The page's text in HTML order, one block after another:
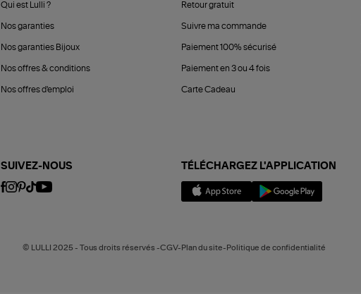
Qui est Lulli ?
Nos garanties
Nos garanties Bijoux
Nos offres & conditions
Nos offres d'emploi
Retour gratuit
Suivre ma commande
Paiement 100% sécurisé
Paiement en 3 ou 4 fois
Carte Cadeau
SUIVEZ-NOUS TÉLÉCHARGEZ L'APPLICATION
© LULLI 2025 - Tous droits réservés -CGV-Plan du site-Politique de confidentialité